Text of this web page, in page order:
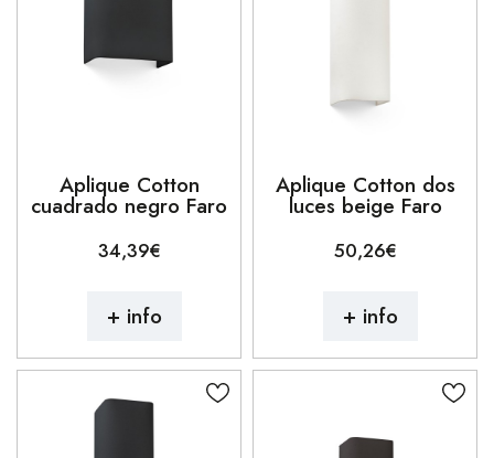
Aplique Cotton
cuadrado negro Faro
34,39€
+ info
Aplique Cotton dos
luces beige Faro
50,26€
+ info